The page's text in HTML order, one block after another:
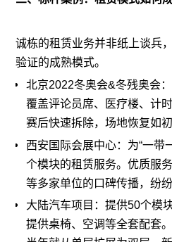
诚栋的租赁业务并非纸上谈兵
验证的成熟模式。
北京2022冬奥会&冬残奥会
覆盖评论员席、医疗楼、计
赛后快速拆除，场地恢复如初
西安国际会展中心：为“一带
个模块的租赁服务。优质服
等多家单位的口碑传播，纷纷
大陆汽车项目：提供50个模
提供桌椅、空调等全套配套